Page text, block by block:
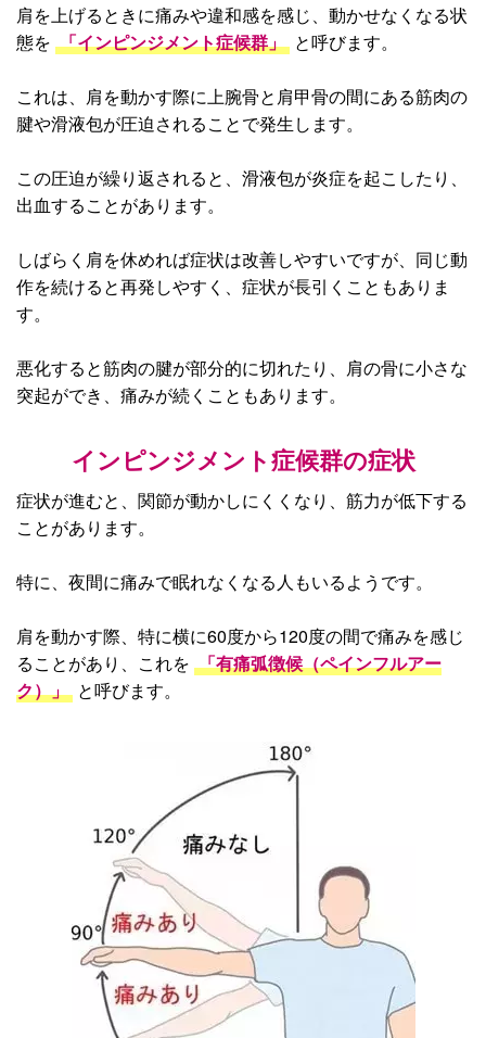
肩を上げるときに痛みや違和感を感じ、動かせなくなる状
態を 「インピンジメント症候群」 と呼びます。
これは、肩を動かす際に上腕骨と肩甲骨の間にある筋肉の
腱や滑液包が圧迫されることで発生します。
この圧迫が繰り返されると、滑液包が炎症を起こしたり、
出血することがあります。
しばらく肩を休めれば症状は改善しやすいですが、同じ動
作を続けると再発しやすく、症状が長引くこともありま
す。
悪化すると筋肉の腱が部分的に切れたり、肩の骨に小さな
突起ができ、痛みが続くこともあります。
インピンジメント症候群の症状
症状が進むと、関節が動かしにくくなり、筋力が低下する
ことがあります。
特に、夜間に痛みで眠れなくなる人もいるようです。
肩を動かす際、特に横に60度から120度の間で痛みを感じ
ることがあり、これを 「有痛弧徴候（ペインフルアー
ク）」 と呼びます。